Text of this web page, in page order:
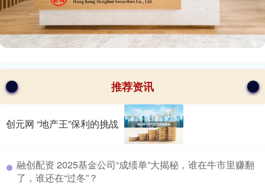
推荐资讯
创元网 “地产王”保利的挑战
​融创配资 2025基金公司“成绩单”大揭秘，谁在牛市里赚翻
了，谁还在“过冬”？